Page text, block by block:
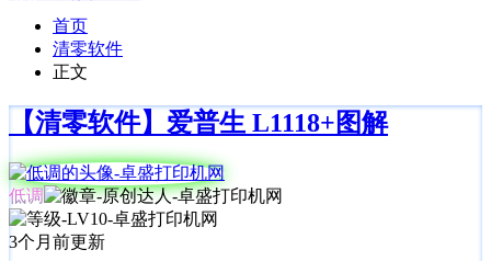
首页
清零软件
正文
【清零软件】爱普生 L1118+图解
低调
3个月前更新